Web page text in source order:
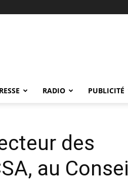
RADIO PUBLICITÉ
des
au Conseil